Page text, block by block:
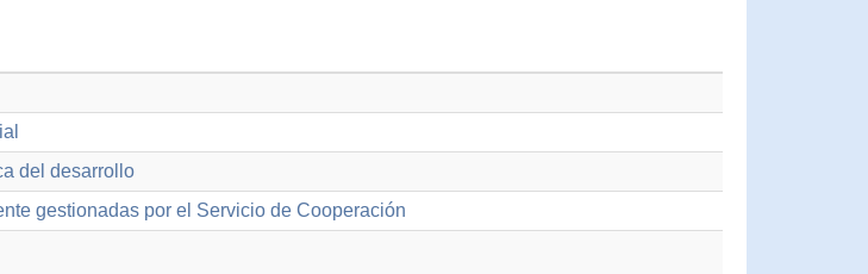
del desarrollo
gestionadas por el Servicio de Cooperación